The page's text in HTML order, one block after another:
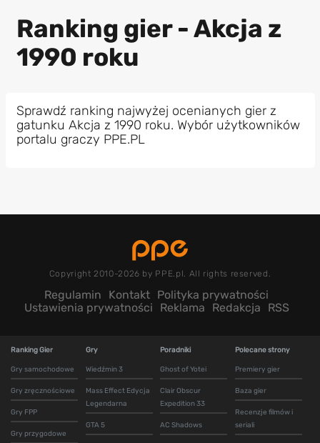
Ranking gier - Akcja z
1990 roku
Sprawdź ranking najwyżej ocenianych gier z
gatunku Akcja z 1990 roku. Wybór użytkowników
portalu graczy PPE.PL
Copyright 2010-2026 by PPE.pl. All rights reserved.
Regulamin Kontakt Polityka prywatności
Ustawienia prywatności
Reklama Redakcja RSS
Ranking Gier
Gry samochodowe
Gry zręcznościowe
Gry FPP
Gry przygodowe
Gry
Wiedźmin 3
Mass Effect Edycja
Legendarna
GTA 5
Poradniki
Ghost of Yotei
Clair Obscur
Expedition 33
AC Shadows
Polecane strony
Premiery gier
Baza gier
Recenzje filmów i
seriali